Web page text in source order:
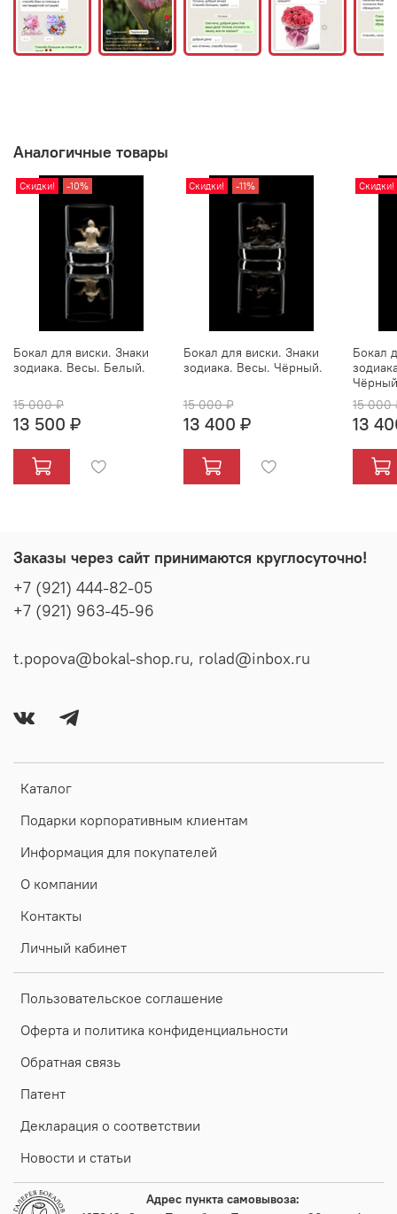
Аналогичные товары
Скидки! -10%
Бокал для виски. Знаки
зодиака. Весы. Белый.
15 000 ₽
13 500 ₽
Скидки! -11%
Бокал для виски. Знаки
зодиака. Весы. Чёрный.
15 000 ₽
13 400 ₽
Скидки!
Бокал
15 000
13
Каталог
Подарки корпоративным клиентам
Информация для покупателей
О компании
Контакты
Личный кабинет
Пользовательское соглашение
Оферта и политика конфиденциальности
Обратная связь
Патент
Декларация о соответствии
Новости и статьи
Заказы через сайт принимаются круглосуточно!
+7 (921) 444-82-05
+7 (921) 963-45-96
t.popova@bokal-shop.ru, rolad@inbox.ru
Адрес пункта самовывоза: